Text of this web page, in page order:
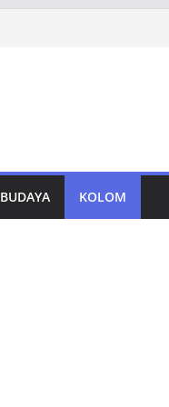
BUDAYA KOLOM